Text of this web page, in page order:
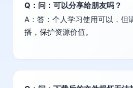
Q：问：可以分享给朋友吗？
A：答：个人学习使用可以，但
播，保护资源价值。